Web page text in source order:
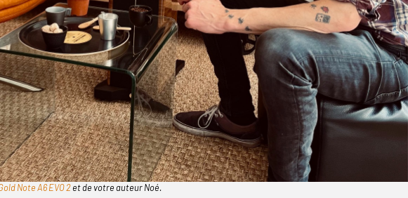
Note A6 EVO 2et de votre auteur Noé.